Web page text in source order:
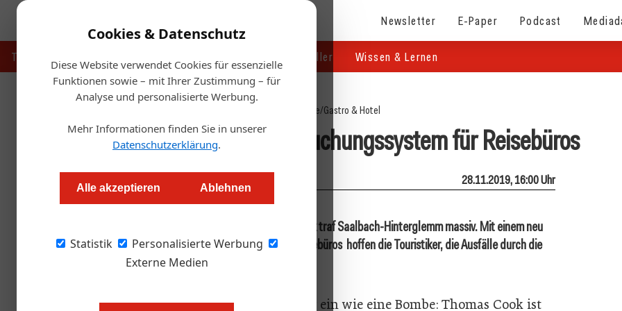
Cookies & Datenschutz
Diese Website verwendet Cookies für essenzielle
Funktionen sowie – mit Ihrer Zustimmung – für
Analyse und personalisierte Werbung.
Mehr Informationen finden Sie in unserer
Datenschutzerklärung.
Alle akzeptieren Ablehnen
Statistik
Personalisierte Werbung
Externe Medien
Newsletter E-Paper Podcast
Touristik Handel & Hersteller Wissen & Lernen
Startseite/Gastro & Hotel
Saalbach: Neues Online-Buchungssystem für Reisebüros
Redaktion 28.11.2019, 16:00 Uhr
Die Pleite des Reiseveranstalters Thomas Cook traf Saalbach-Hinterglemm massiv. Mit einem neu
entwickelten Online-Buchungssystem für Reisebüros hoffen die Touristiker, die Ausfälle durch die
Cook-Pleite mittelfristig auffangen zu können
Die Nachricht schlug im September ein wie eine Bombe: Thomas Cook ist